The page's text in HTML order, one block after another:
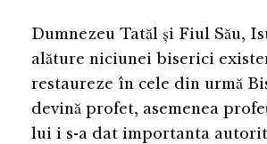
Dumnezeu Tatăl și Fiul Său,
alăture niciunei biserici
restaureze în cele din urmă
devină profet, asemenea
lui i s-a dat importanta